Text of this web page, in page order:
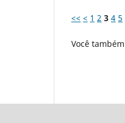
<< < 1 2 3 4 5
Você